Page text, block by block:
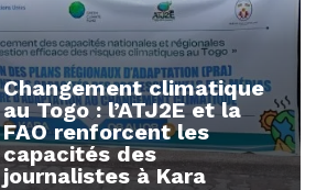
Changement climatique
au Togo : l’ATJ2E et la
FAO renforcent les
capacités des
journalistes à Kara